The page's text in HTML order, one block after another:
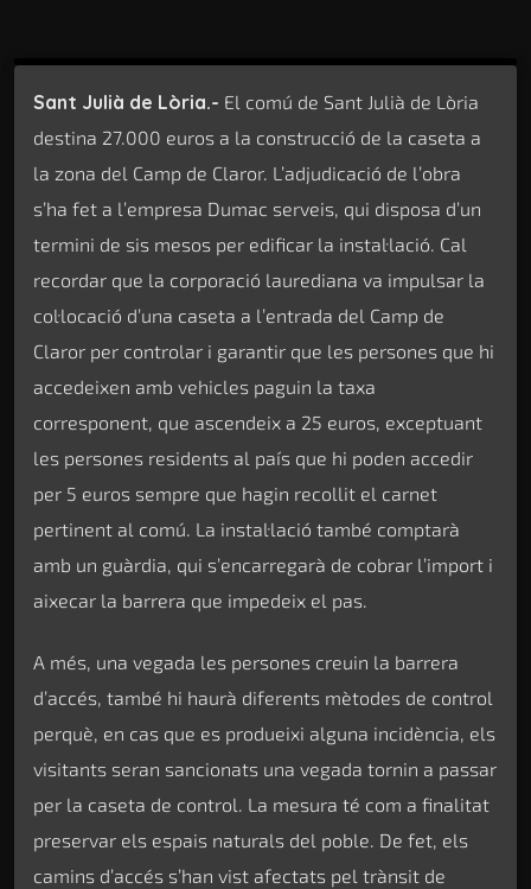
Sant Julià de Lòria.- El comú de Sant Julià de Lòria
destina 27.000 euros a la construcció de la caseta a
la zona del Camp de Claror. L’adjudicació de l’obra
s’ha fet a l’empresa Dumac serveis, qui disposa d’un
termini de sis mesos per edificar la instal·lació. Cal
recordar que la corporació laurediana va impulsar la
col·locació d’una caseta a l’entrada del Camp de
Claror per controlar i garantir que les persones que hi
accedeixen amb vehicles paguin la taxa
corresponent, que ascendeix a 25 euros, exceptuant
les persones residents al país que hi poden accedir
per 5 euros sempre que hagin recollit el carnet
pertinent al comú. La instal·lació també comptarà
amb un guàrdia, qui s’encarregarà de cobrar l’import i
aixecar la barrera que impedeix el pas.
A més, una vegada les persones creuin la barrera
d’accés, també hi haurà diferents mètodes de control
perquè, en cas que es produeixi alguna incidència, els
visitants seran sancionats una vegada tornin a passar
per la caseta de control. La mesura té com a finalitat
preservar els espais naturals del poble. De fet, els
camins d’accés s’han vist afectats pel trànsit de